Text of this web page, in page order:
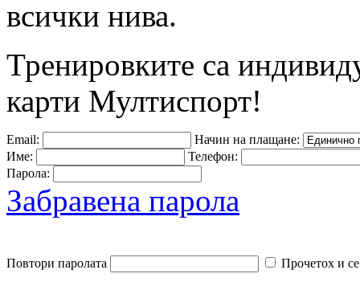
всички нива.
Тренировките са
карти Мултиспорт!
Email:
Начин на плащане:
Име:
Телефон:
Парола:
Забравена парола
Повтори паролата Прочетох и